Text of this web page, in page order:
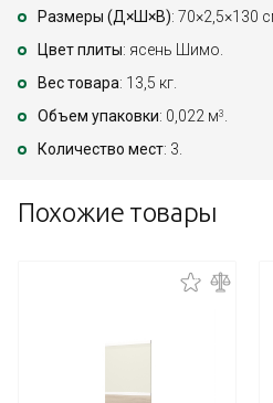
Размеры (Д×Ш×В): 70×2,5×130
Цвет плиты: ясень Шимо.
Вес товара: 13,5 кг.
Объем упаковки: 0,022 м3 .
Количество мест: 3.
Похожие товары